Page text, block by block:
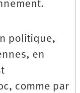
politique,
en
comme par